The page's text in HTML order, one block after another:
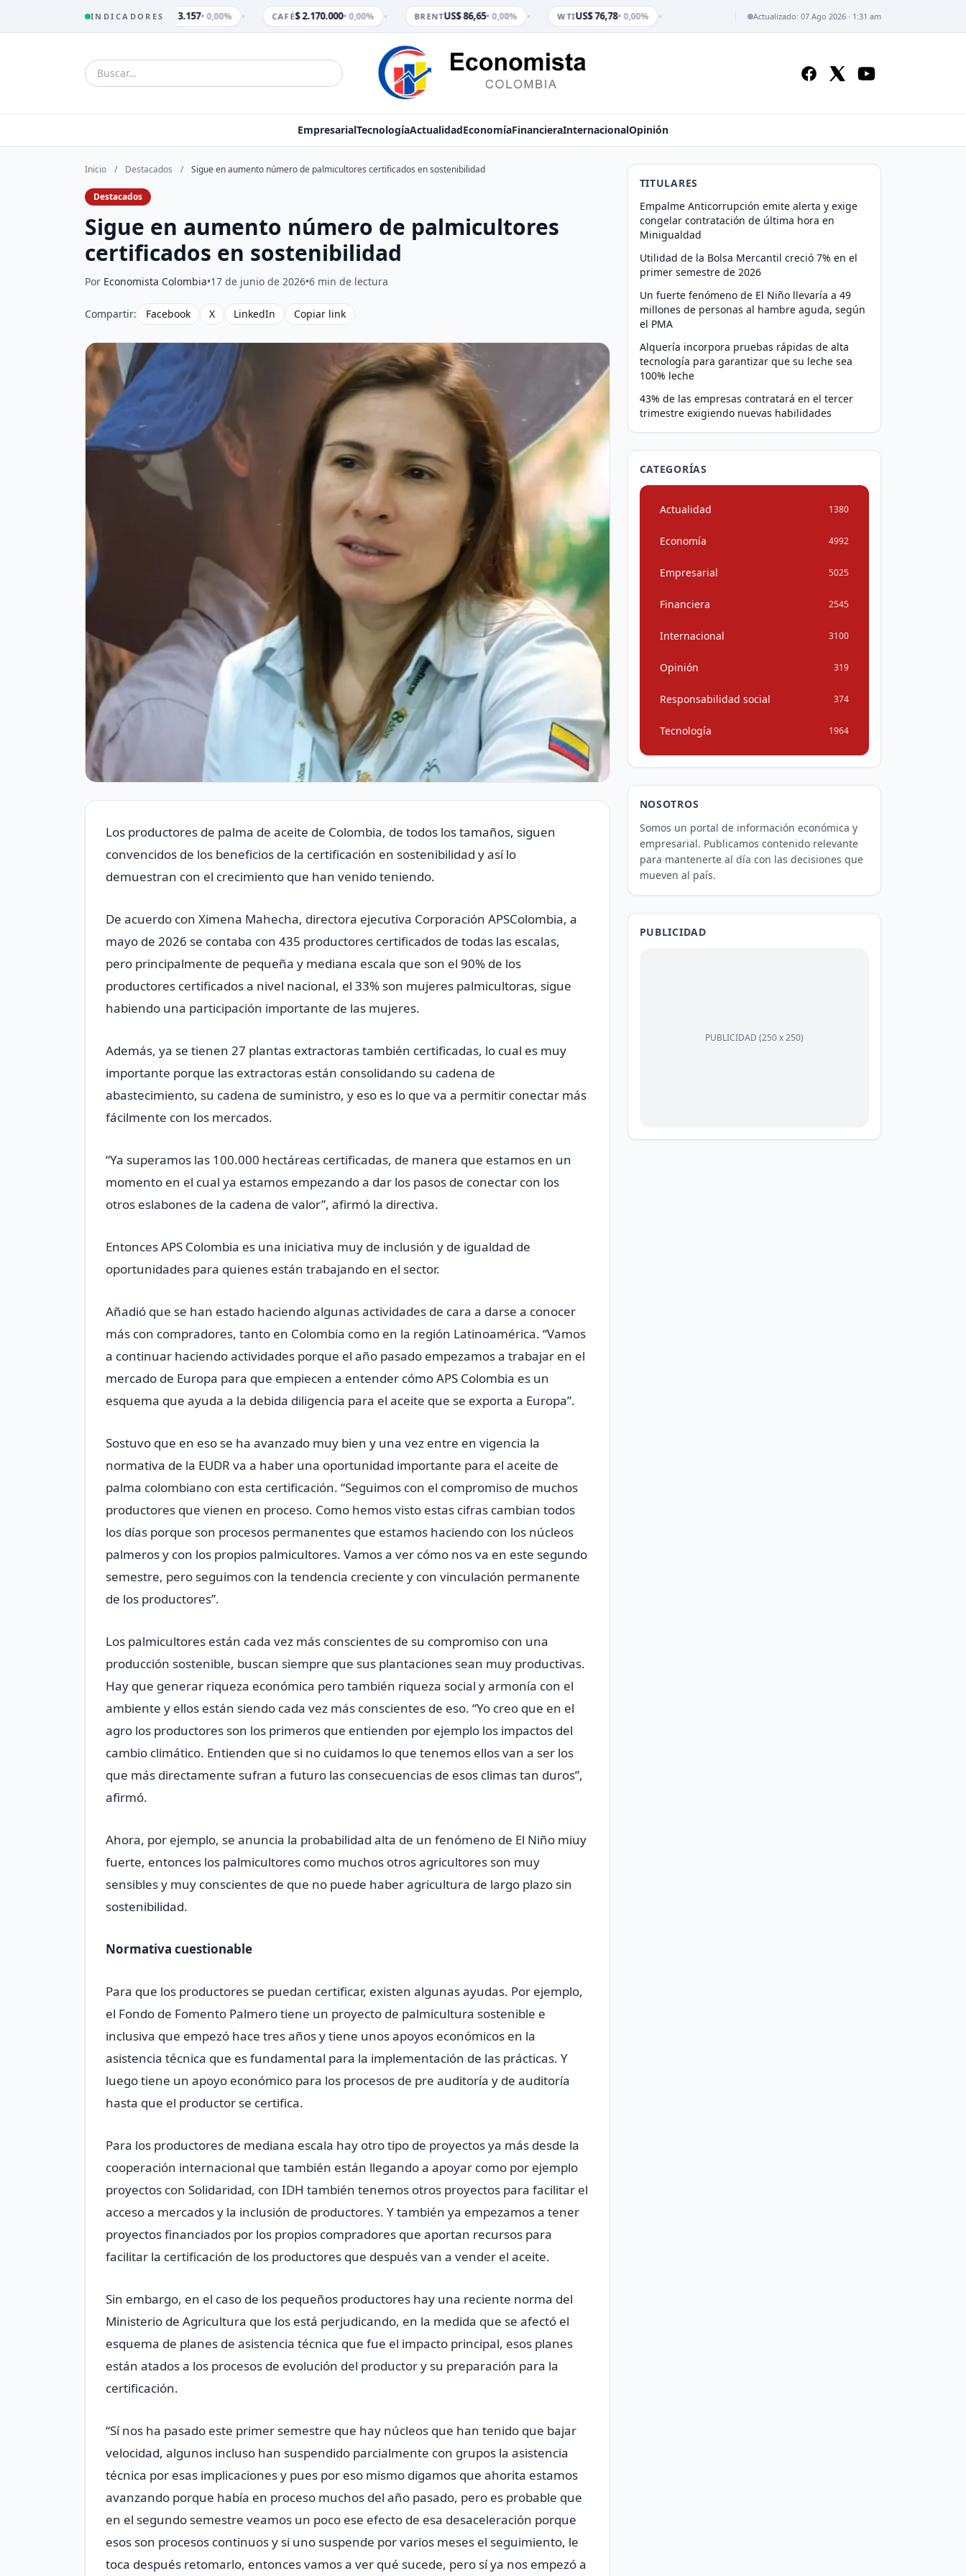
INDICADORES
TRM $ 3.157• 0,00% CAFÉ$ 2.170.000• 0,00% BRENTUS$ 86,65• 0,00% WTIUS$ 76,78• 0,00% Actualizado: 07 Ago 2026 · 1:31 am
EmpresarialTecnologíaActualidadEconomíaFinancieraInternacionalOpinión
Inicio / Destacados / Sigue en aumento número de palmicultores certificados en sostenibilidad
Destacados
Sigue en aumento número de palmicultores
certificados en sostenibilidad
Por Economista Colombia•17 de junio de 2026•6 min de lectura
Compartir: Facebook X LinkedIn Copiar link
Los productores de palma de aceite de Colombia, de todos los tamaños, siguen
convencidos de los beneficios de la certificación en sostenibilidad y así lo
demuestran con el crecimiento que han venido teniendo.
De acuerdo con Ximena Mahecha, directora ejecutiva Corporación APSColombia, a
mayo de 2026 se contaba con 435 productores certificados de todas las escalas,
pero principalmente de pequeña y mediana escala que son el 90% de los
productores certificados a nivel nacional, el 33% son mujeres palmicultoras, sigue
habiendo una participación importante de las mujeres.
Además, ya se tienen 27 plantas extractoras también certificadas, lo cual es muy
importante porque las extractoras están consolidando su cadena de
abastecimiento, su cadena de suministro, y eso es lo que va a permitir conectar más
fácilmente con los mercados.
“Ya superamos las 100.000 hectáreas certificadas, de manera que estamos en un
momento en el cual ya estamos empezando a dar los pasos de conectar con los
otros eslabones de la cadena de valor”, afirmó la directiva.
Entonces APS Colombia es una iniciativa muy de inclusión y de igualdad de
oportunidades para quienes están trabajando en el sector.
Añadió que se han estado haciendo algunas actividades de cara a darse a conocer
más con compradores, tanto en Colombia como en la región Latinoamérica. “Vamos
a continuar haciendo actividades porque el año pasado empezamos a trabajar en el
mercado de Europa para que empiecen a entender cómo APS Colombia es un
esquema que ayuda a la debida diligencia para el aceite que se exporta a Europa”.
Sostuvo que en eso se ha avanzado muy bien y una vez entre en vigencia la
normativa de la EUDR va a haber una oportunidad importante para el aceite de
palma colombiano con esta certificación. “Seguimos con el compromiso de muchos
productores que vienen en proceso. Como hemos visto estas cifras cambian todos
los días porque son procesos permanentes que estamos haciendo con los núcleos
palmeros y con los propios palmicultores. Vamos a ver cómo nos va en este segundo
semestre, pero seguimos con la tendencia creciente y con vinculación permanente
de los productores”.
Los palmicultores están cada vez más conscientes de su compromiso con una
producción sostenible, buscan siempre que sus plantaciones sean muy productivas.
Hay que generar riqueza económica pero también riqueza social y armonía con el
ambiente y ellos están siendo cada vez más conscientes de eso. “Yo creo que en el
agro los productores son los primeros que entienden por ejemplo los impactos del
cambio climático. Entienden que si no cuidamos lo que tenemos ellos van a ser los
que más directamente sufran a futuro las consecuencias de esos climas tan duros”,
afirmó.
Ahora, por ejemplo, se anuncia la probabilidad alta de un fenómeno de El Niño miuy
fuerte, entonces los palmicultores como muchos otros agricultores son muy
sensibles y muy conscientes de que no puede haber agricultura de largo plazo sin
sostenibilidad.
Normativa cuestionable
Para que los productores se puedan certificar, existen algunas ayudas. Por ejemplo,
el Fondo de Fomento Palmero tiene un proyecto de palmicultura sostenible e
inclusiva que empezó hace tres años y tiene unos apoyos económicos en la
asistencia técnica que es fundamental para la implementación de las prácticas. Y
luego tiene un apoyo económico para los procesos de pre auditoría y de auditoría
hasta que el productor se certifica.
Para los productores de mediana escala hay otro tipo de proyectos ya más desde la
cooperación internacional que también están llegando a apoyar como por ejemplo
proyectos con Solidaridad, con IDH también tenemos otros proyectos para facilitar el
acceso a mercados y la inclusión de productores. Y también ya empezamos a tener
proyectos financiados por los propios compradores que aportan recursos para
facilitar la certificación de los productores que después van a vender el aceite.
Sin embargo, en el caso de los pequeños productores hay una reciente norma del
Ministerio de Agricultura que los está perjudicando, en la medida que se afectó el
esquema de planes de asistencia técnica que fue el impacto principal, esos planes
están atados a los procesos de evolución del productor y su preparación para la
certificación.
“Sí nos ha pasado este primer semestre que hay núcleos que han tenido que bajar
velocidad, algunos incluso han suspendido parcialmente con grupos la asistencia
técnica por esas implicaciones y pues por eso mismo digamos que ahorita estamos
avanzando porque había en proceso muchos del año pasado, pero es probable que
en el segundo semestre veamos un poco ese efecto de esa desaceleración porque
esos son procesos continuos y si uno suspende por varios meses el seguimiento, le
toca después retomarlo, entonces vamos a ver qué sucede, pero sí ya nos empezó a
TITULARES
Empalme Anticorrupción emite alerta y exige
congelar contratación de última hora en
Minigualdad
Utilidad de la Bolsa Mercantil creció 7% en el
primer semestre de 2026
Un fuerte fenómeno de El Niño llevaría a 49
millones de personas al hambre aguda, según
el PMA
Alquería incorpora pruebas rápidas de alta
tecnología para garantizar que su leche sea
100% leche
43% de las empresas contratará en el tercer
trimestre exigiendo nuevas habilidades
CATEGORÍAS
Actualidad 1380
Economía 4992
Empresarial 5025
Financiera 2545
Internacional 3100
Opinión 319
Responsabilidad social 374
Tecnología 1964
NOSOTROS
Somos un portal de información económica y
empresarial. Publicamos contenido relevante
para mantenerte al día con las decisiones que
mueven al país.
PUBLICIDAD
PUBLICIDAD (250 x 250)